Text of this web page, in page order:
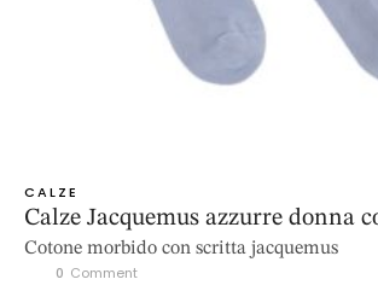
CALZE
Calze Jacquemus azzurre donna
Cotone morbido con scritta jacquemus
0 Comment